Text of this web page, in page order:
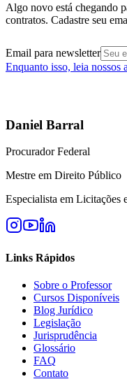
Algo novo está chegando
contratos. Cadastre seu
Email para newsletter
Enquanto isso, leia nossos
Daniel Barral
Procurador Federal
Mestre em Direito Público
Especialista em Licitações
Links Rápidos
Sobre o Professor
Cursos Disponíveis
Blog Jurídico
Legislação
Jurisprudência
Glossário
FAQ
Contato